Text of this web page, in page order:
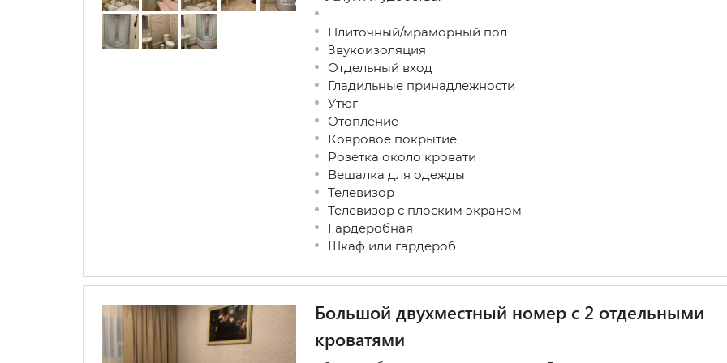
Плиточный/мраморный пол
Звукоизоляция
Отдельный вход
Гладильные принадлежности
Утюг
Отопление
Ковровое покрытие
Розетка около кровати
Вешалка для одежды
Телевизор
Телевизор с плоским экраном
Гардеробная
Шкаф или гардероб
Большой двухместный номер с 2 отдельными
кроватями